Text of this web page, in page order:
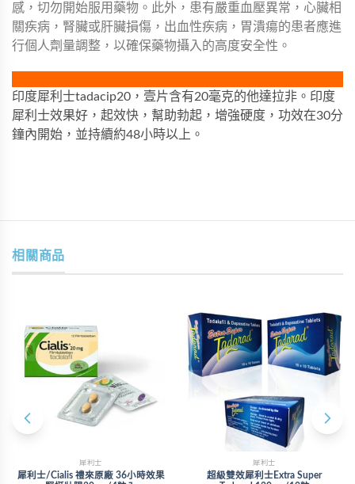
感，切勿開始服用藥物。此外，患有嚴重血壓異常，心臟相
關疾病，腎臟或肝臟損傷，出血性疾病，胃潰瘍的患者應進
行個人劑量調整，以確保藥物攝入的高度安全性。
印度犀利士tadacip20，壹片含有20毫克的他達拉非。印度
犀利士效果好，起效快，幫助勃起，增強硬度，功效在30分
鐘內開始，並持續約48小時以上。
相關商品
犀利士
犀利士/Cialis 禮來原廠 36小時效果
犀利士
超級雙效犀利士Extra Super